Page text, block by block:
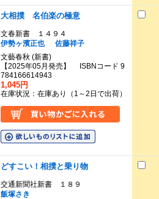
大相撲 名伯楽の極意
文春新書 １４９４
伊勢ヶ濱正也
佐藤祥子
文藝春秋 (新書)
【2025年05月発売】 ISBNコード 9
784166614943
1,045円
在庫状況：在庫あり（1～2日で出荷）
どすこい！相撲と乗り物
交通新聞社新書 １８９
飯塚さき